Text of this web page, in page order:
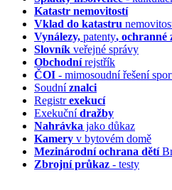
Katastr nemovitostí
Vklad do katastru
Vynálezy, patenty, ochranné
Slovník veřejné správy
Obchodnírejstřík
ČOI - mimosoudní řešení
Soudníznalci
Registrexekucí
Exekučnídražby
Nahrávka jako důkaz
Kamery v bytovém domě
Mezinárodní ochrana dětí
Zbrojní průkaz - testy